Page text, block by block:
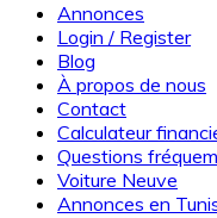
Annonces
Login / Register
Blog
À propos de nous
Contact
Calculateur
Questions
Voiture Neuve
Annonces en